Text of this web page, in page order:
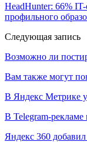
HeadHunter: 66%
профильного
Следующая запись
Возможно ли
Вам также могут
В Яндекс Метрике
В Telegram-
Яндекс 360